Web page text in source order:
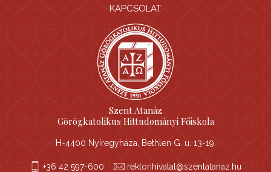
KAPCSOLAT
Szent Atanáz
Görögkatolikus Hittudományi Főiskola
H-4400 Nyíregyháza, Bethlen G. u. 13-19.
+36 42 597-600 rektorihivatal@szentatanaz.hu